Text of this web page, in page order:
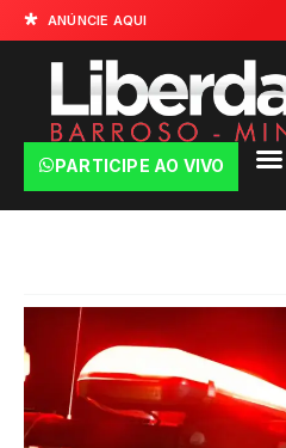
ANÚNCIE AQUI
PARTICIPE AO VIVO